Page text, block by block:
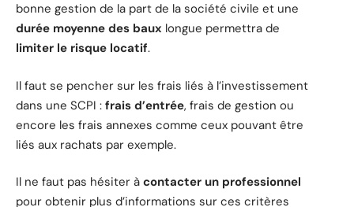
bonne gestion de la part de la société civile et une
durée moyenne des baux longue permettra de
limiter le risque locatif.
Il faut se pencher sur les frais liés à l’investissement
dans une SCPI : frais d’entrée, frais de gestion ou
encore les frais annexes comme ceux pouvant être
liés aux rachats par exemple.
Il ne faut pas hésiter à contacter un professionnel
pour obtenir plus d’informations sur ces critères